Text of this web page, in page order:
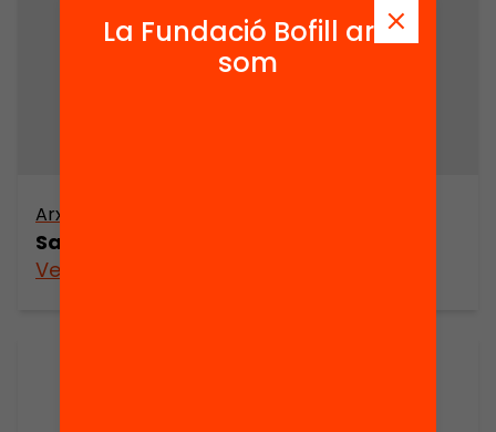
Arxiu
Sant Miquel de Fluvià – 1993
Veure’n més
La Fundació Bofill ara
som